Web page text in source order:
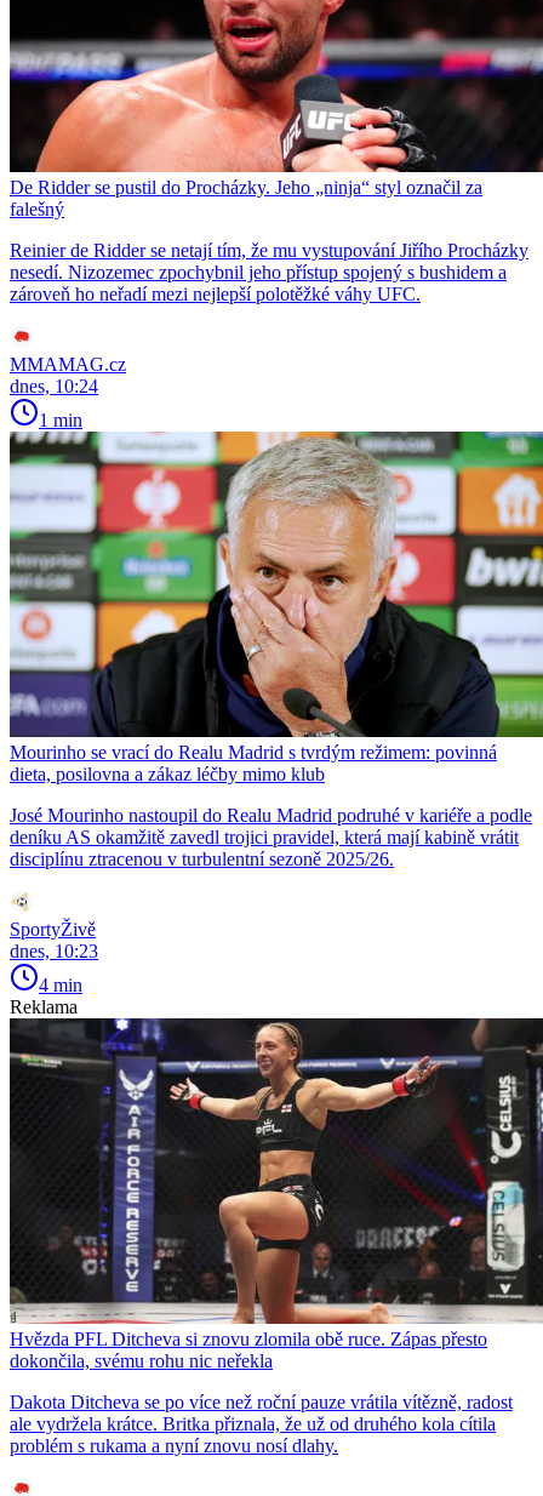
De Ridder se pustil do Procházky. Jeho „ninja“ styl označil za
falešný
Reinier de Ridder se netají tím, že mu vystupování Jiřího Procházky
nesedí. Nizozemec zpochybnil jeho přístup spojený s bushidem a
zároveň ho neřadí mezi nejlepší polotěžké váhy UFC.
MMAMAG.cz
dnes, 10:24
1 min
Mourinho se vrací do Realu Madrid s tvrdým režimem: povinná
dieta, posilovna a zákaz léčby mimo klub
José Mourinho nastoupil do Realu Madrid podruhé v kariéře a podle
deníku AS okamžitě zavedl trojici pravidel, která mají kabině vrátit
disciplínu ztracenou v turbulentní sezoně 2025/26.
SportyŽivě
dnes, 10:23
4 min
Reklama
Hvězda PFL Ditcheva si znovu zlomila obě ruce. Zápas přesto
dokončila, svému rohu nic neřekla
Dakota Ditcheva se po více než roční pauze vrátila vítězně, radost
ale vydržela krátce. Britka přiznala, že už od druhého kola cítila
problém s rukama a nyní znovu nosí dlahy.